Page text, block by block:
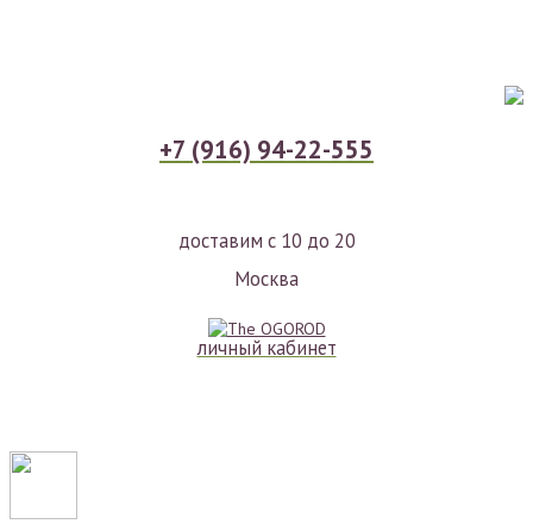
+7 (916) 94-22-555
доставим с 10 до 20
Москва
личный кабинет